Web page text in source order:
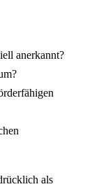
anerkannt?
als